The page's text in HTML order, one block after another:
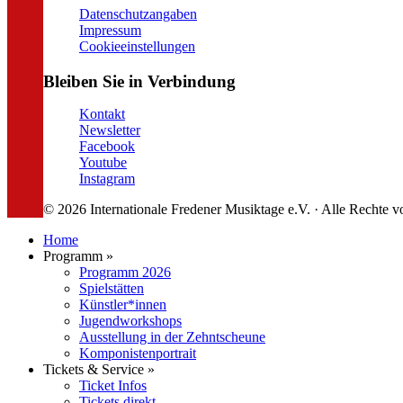
Datenschutzangaben
Impressum
Cookieeinstellungen
Bleiben Sie in Verbindung
Kontakt
Newsletter
Facebook
Youtube
Instagram
© 2026 Internationale Fredener Musiktage e.V. · Alle Rechte
Home
Programm »
Programm 2026
Spielstätten
Künstler*innen
Jugendworkshops
Ausstellung in der Zehntscheune
Komponistenportrait
Tickets & Service »
Ticket Infos